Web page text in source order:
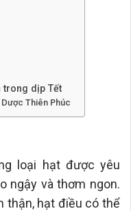
trong dịp Tết
Thiên Phúc
loại hạt được yêu
ngậy và thơm ngon.
thận, hạt điều có thể